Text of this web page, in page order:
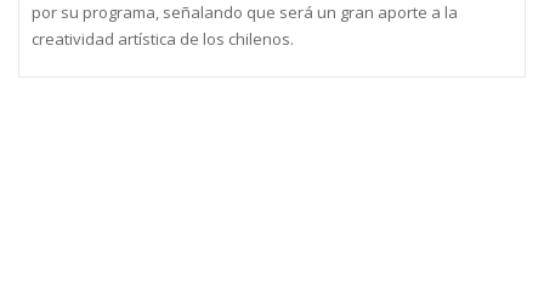
por su programa, señalando que será un gran aporte a la
creatividad artística de los chilenos.